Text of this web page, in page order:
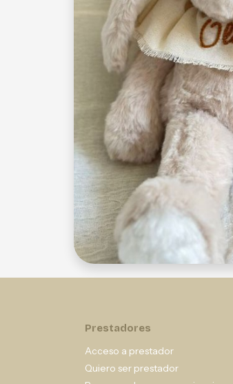
Prestadores
Acceso a prestador
Quiero ser prestador